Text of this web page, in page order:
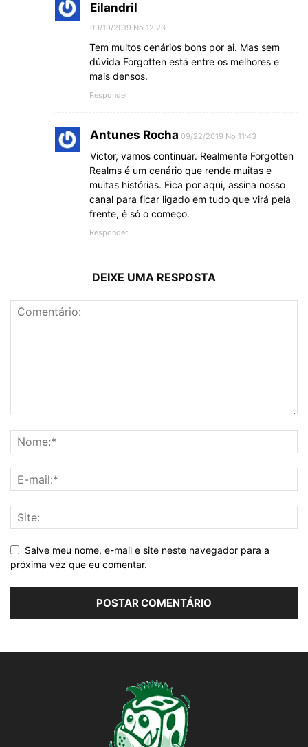
Eilandril
09/19/2019 No 12:23
Tem muitos cenários bons por ai. Mas sem
dúvida Forgotten está entre os melhores e
mais densos.
Responder
Antunes Rocha 09/22/2019 No 11:43
Victor, vamos continuar. Realmente Forgotten
Realms é um cenário que rende muitas e
muitas histórias. Fica por aqui, assina nosso
canal para ficar ligado em tudo que virá pela
frente, é só o começo.
Responder
DEIXE UMA RESPOSTA
Salve meu nome, e-mail e site neste navegador para a
próxima vez que eu comentar.